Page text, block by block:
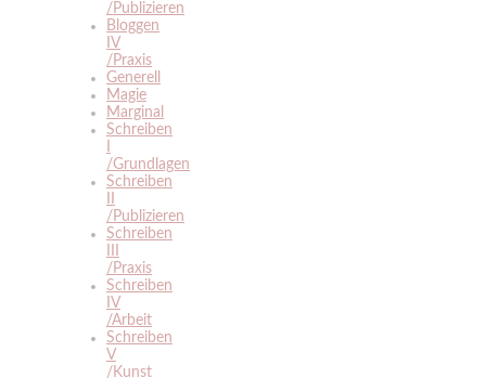
/Publizieren
Bloggen
IV
/Praxis
Generell
Magie
Marginal
Schreiben
/Grundlagen
Schreiben
/Publizieren
Schreiben
/Praxis
Schreiben
IV
/Arbeit
Schreiben
V
/Kunst